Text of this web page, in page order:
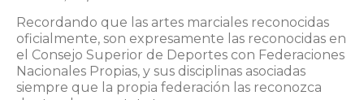
Recordando que las artes marciales reconocidas
oficialmente, son expresamente las reconocidas en
el Consejo Superior de Deportes con Federaciones
Nacionales Propias, y sus disciplinas asociadas
siempre que la propia federación las reconozca